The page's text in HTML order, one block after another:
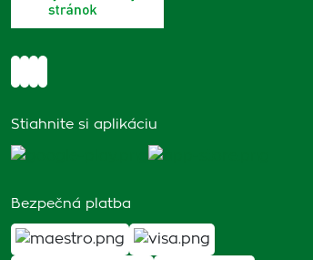
Stiahnite si aplikáciu
Bezpečná platba